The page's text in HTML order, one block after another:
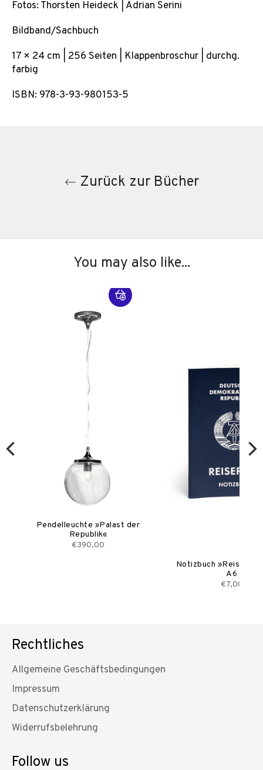
Fotos: Thorsten Heideck | Adrian Serini
Bildband/Sachbuch
17 × 24 cm | 256 Seiten | Klappenbroschur | durchg.
farbig
ISBN: 978-3-93-980153-5
Zurück zur Bücher
You may also like...
Pendelleuchte »Palast der
Republik«
€390,00
Notizbuch
A6
€7,00
Rechtliches
Allgemeine Geschäftsbedingungen
Impressum
Datenschutzerklärung
Widerrufsbelehrung
Follow us